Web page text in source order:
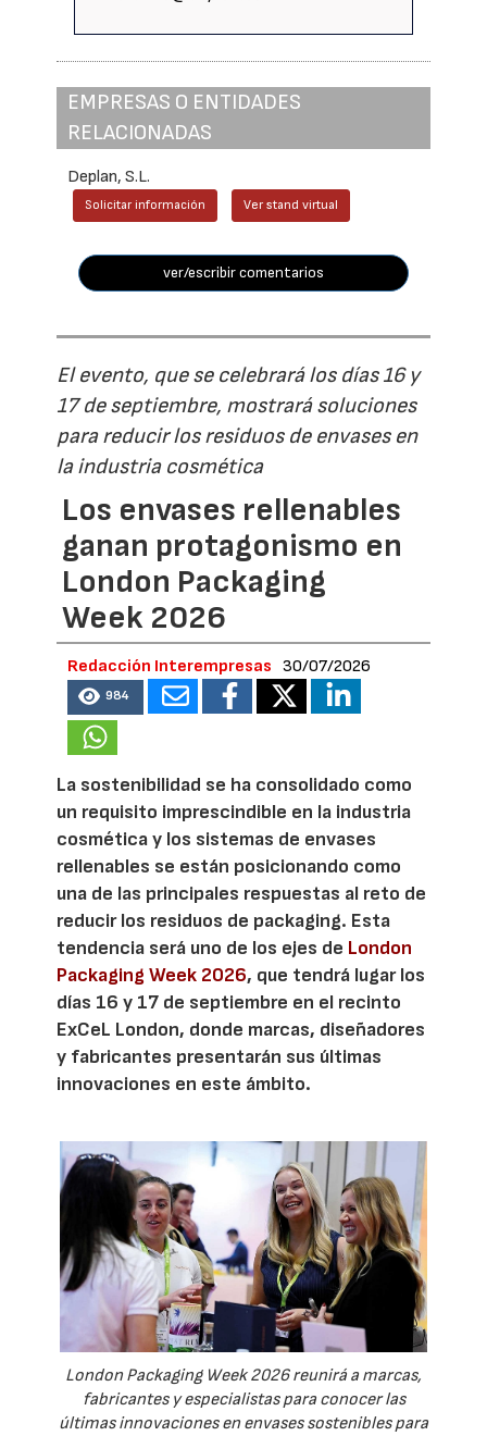
EMPRESAS O ENTIDADES
RELACIONADAS
Deplan, S.L.
Solicitar información Ver stand virtual
ver/escribir comentarios
El evento, que se celebrará los días 16 y
17 de septiembre, mostrará soluciones
para reducir los residuos de envases en
la industria cosmética
Los envases rellenables
ganan protagonismo en
London Packaging
Week 2026
Redacción Interempresas 30/07/2026
984
La sostenibilidad se ha consolidado como
un requisito imprescindible en la industria
cosmética y los sistemas de envases
rellenables se están posicionando como
una de las principales respuestas al reto de
reducir los residuos de packaging. Esta
tendencia será uno de los ejes de London
Packaging Week 2026, que tendrá lugar los
días 16 y 17 de septiembre en el recinto
ExCeL London, donde marcas, diseñadores
y fabricantes presentarán sus últimas
innovaciones en este ámbito.
London Packaging Week 2026 reunirá a marcas,
fabricantes y especialistas para conocer las
últimas innovaciones en envases sostenibles para